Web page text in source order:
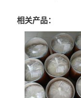
相关产品：